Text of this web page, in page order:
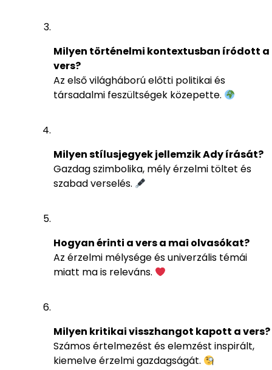
Milyen történelmi kontextusban íródott a
vers?
Az első világháború előtti politikai és
társadalmi feszültségek közepette.
Milyen stílusjegyek jellemzik Ady írását?
Gazdag szimbolika, mély érzelmi töltet és
szabad verselés.
Hogyan érinti a vers a mai olvasókat?
Az érzelmi mélysége és univerzális témái
miatt ma is releváns.
Milyen kritikai visszhangot kapott a vers?
Számos értelmezést és elemzést inspirált,
kiemelve érzelmi gazdagságát.